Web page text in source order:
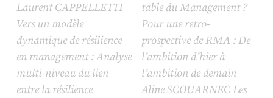
Laurent CAPPELLETTI
Vers un modèle
dynamique de résilience
en management : Analyse
multi-niveau du lien
entre la résilience
table du Management ?
Pour une retro-
prospective de RMA : De
l’ambition d’hier à
l’ambition de demain
Aline SCOUARNEC Les